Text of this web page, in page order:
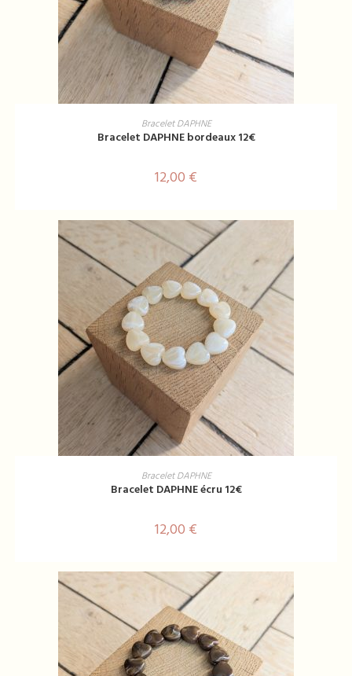
AJOUTER AU PANIER
Bracelet DAPHNE
Bracelet DAPHNE bordeaux 12€
12,00 €
AJOUTER AU PANIER
Bracelet DAPHNE
Bracelet DAPHNE écru 12€
12,00 €